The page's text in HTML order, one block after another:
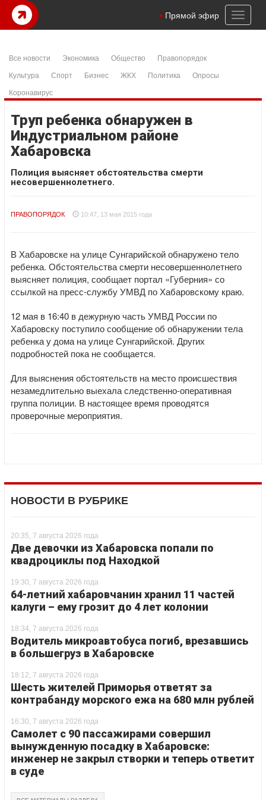
Toggle
Прямой эфир
Все новости Экономика Общество
Правопорядок
Культура
Спорт Бизнес ЖКХ Политика
Опросы
Коронавирус
Труп ребенка обнаружен в
Индустриальном районе
Хабаровска
Полиция выясняет обстоятельства смерти
несовершеннолетнего.
ПРАВОПОРЯДОК 10:47, 13 мая 2015 года
В Хабаровске на улице Сунгарийской обнаружено тело
ребенка. Обстоятельства смерти несовершеннолетнего
выясняет полиция, сообщает портал «Губерния» со
ссылкой на пресс-службу УМВД по Хабаровскому краю.
12 мая в 16:40 в дежурную часть УМВД России по
Хабаровску поступило сообщение об обнаружении тела
ребенка у дома на улице Сунгарийской. Других
подробностей пока не сообщается.
Для выяснения обстоятельств на место происшествия
незамедлительно выехала следственно-оперативная
группа полиции. В настоящее время проводятся
проверочные мероприятия.
НОВОСТИ В РУБРИКЕ
20:35, 7 августа 2026 года
Две девочки из Хабаровска попали по
квадроциклы под Находкой
19:30, 7 августа 2026 года
64-летний хабаровчанин хранил 11 частей
калуги – ему грозит до 4 лет колонии
18:34, 7 августа 2026 года
Водитель микроавтобуса погиб, врезавшись
в большегруз в Хабаровске
18:12, 7 августа 2026 года
Шесть жителей Приморья ответят за
контрабанду морского ежа на 680 млн рублей
16:30, 7 августа 2026 года
Самолет с 90 пассажирами совершил
вынужденную посадку в Хабаровске:
инженер не закрыл створки и теперь ответит
в суде